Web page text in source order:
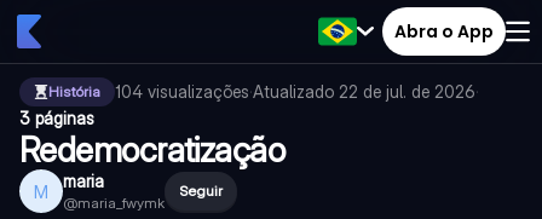
Abra o App
História 104 visualizações·Atualizado 22 de jul. de 2026·
3 páginas
Redemocratização
M maria
@maria_fwymk
Seguir